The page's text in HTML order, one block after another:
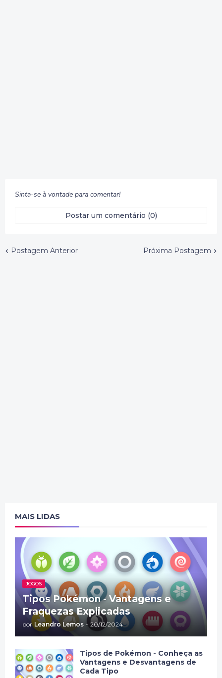
Sinta-se à vontade para comentar!
Postar um comentário (0)
Postagem Anterior Próxima Postagem
MAIS LIDAS
JOGOS
Tipos Pokémon - Vantagens e
Fraquezas Explicadas
por Leandro Lemos - 20/12/2024
Tipos de Pokémon - Conheça as
Vantagens e Desvantagens de
Cada Tipo